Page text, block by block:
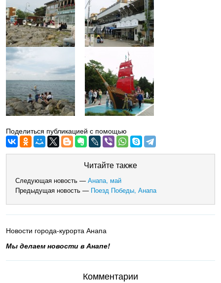
Поделиться публикацией с помощью
Читайте также
Следующая новость — Анапа, май
Предыдущая новость — Поезд Победы, Анапа
Новости города-курорта Анапа
Мы делаем новости в Анапе!
Комментарии